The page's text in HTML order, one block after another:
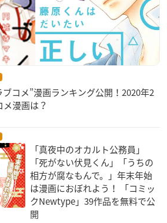
ブコメ”漫画ランキング公開！2020年2
漫画は？
「真夜中のオカルト公務員」
「死がない伏見くん」「うちの
相方が腐なもんで。」年末年始
は漫画におぼれよう！ 「コミッ
クNewtype」39作品を無料で公
開